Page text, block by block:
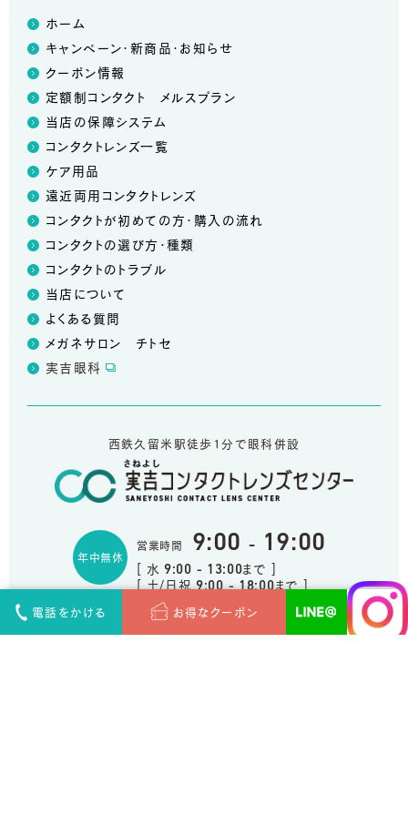
ホーム
キャンペーン・新商品・お知らせ
クーポン情報
定額制コンタクト メルスプラン
当店の保障システム
コンタクトレンズ一覧
ケア用品
遠近両用コンタクトレンズ
コンタクトが初めての方・購入の流れ
コンタクトの選び方・種類
コンタクトのトラブル
当店について
よくある質問
メガネサロン チトセ
実吉眼科
西鉄久留米駅徒歩1分で眼科併設
年中無休
営業時間 9:00 - 19:00
[ 水 9:00 - 13:00まで ]
[ 土/日祝9:00 - 18:00まで ]
0120-40-3981
電話をかける お得なクーポン